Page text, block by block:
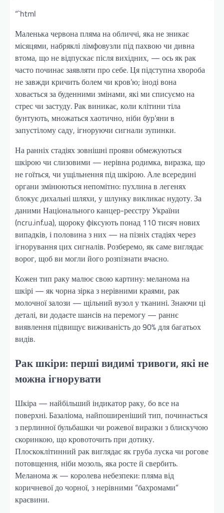
“`html
Маленька червона пляма на обличчі, яка не зникає
місяцями, набряклі лімфовузли під пахвою чи дивна
втома, що не відпускає після вихідних, — ось як рак
часто починає заявляти про себе. Ця підступна хвороба
не завжди кричить болем чи кров’ю; іноді вона
ховається за буденними змінами, які ми списуємо на
стрес чи застуду. Рак виникає, коли клітини тіла
бунтують, множаться хаотично, ніби бур’яни в
запустілому саду, ігноруючи сигнали зупинки.
На ранніх стадіях зовнішні прояви обмежуються
шкірою чи слизовими — нерівна родимка, виразка, що
не гоїться, чи ущільнення під шкірою. Але всередині
органи змінюються непомітно: пухлина в легенях
блокує дихальні шляхи, у шлунку викликає нудоту. За
даними Національного канцер-реєстру України
(ncru.inf.ua), щороку фіксують понад 110 тисяч нових
випадків, і половина з них — на пізніх стадіях через
ігнорування цих сигналів. Розберемо, як саме виглядає
ворог, щоб ви могли його розпізнати вчасно.
Кожен тип раку малює свою картину: меланома на
шкірі — як чорна зірка з нерівними краями, рак
молочної залози — щільний вузол у тканині. Знаючи ці
деталі, ви додаєте шансів на перемогу — раннє
виявлення підвищує виживаність до 90% для багатьох
видів.
Рак шкіри: перші видимі тривоги, які не
можна ігнорувати
Шкіра — найбільший індикатор раку, бо все на
поверхні. Базаліома, найпоширеніший тип, починається
з перлинної бульбашки чи рожевої виразки з блискучою
скоринкою, що кровоточить при дотику.
Плоскоклітинний рак виглядає як груба луска чи рогове
потовщення, ніби мозоль, яка росте й свербить.
Меланома ж — королева небезпеки: пляма від
коричневої до чорної, з нерівними “бахромами”
краєвини.